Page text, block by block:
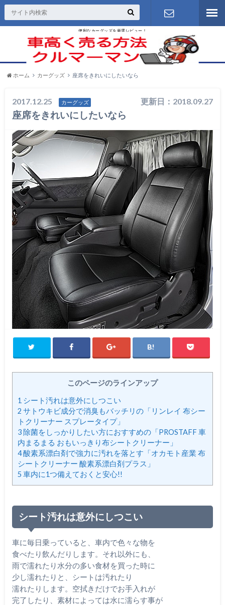
便利なカーグッズを厳選レビュー！
お問い合わ
せ
ホーム カーグッズ 座席をきれいにしたいなら
2017.12.25 カーグッズ 更新日：2018.09.27
座席をきれいにしたいなら
このページのラインアップ
1 シート汚れは意外にしつこい
2 サトウキビ成分で消臭もバッチリの「リンレイ 布シー
トクリーナー スプレータイプ」
3除菌をしっかりしたい方におすすめの「PROSTAFF 車
内まるまる おもいっきり布シートクリーナー」
4酸素系漂白剤で強力に汚れを落とす「オカモト産業 布
シートクリーナー 酸素系漂白剤プラス」
5 車内に1つ備えておくと安心!!
シート汚れは意外にしつこい
車に毎日乗っていると、車内で色々な物を
食べたり飲んだりします。それ以外にも、
雨で濡れたり水分の多い食材を買った時に
少し濡れたりと、シートは汚れたり
濡れたりします。空拭きだけでお手入れが
完了したり、素材によっては水に濡らす事が